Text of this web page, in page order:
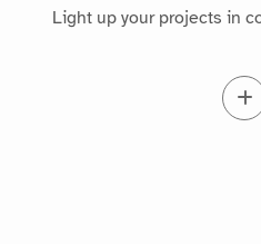
Light up your projects in